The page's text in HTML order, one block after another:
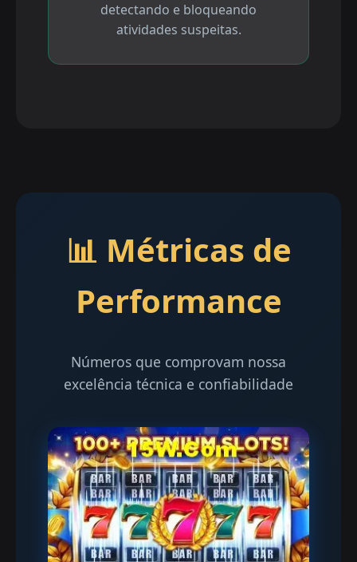
detectando e bloqueando
atividades suspeitas.
📊 Métricas de
Performance
Números que comprovam nossa
excelência técnica e confiabilidade